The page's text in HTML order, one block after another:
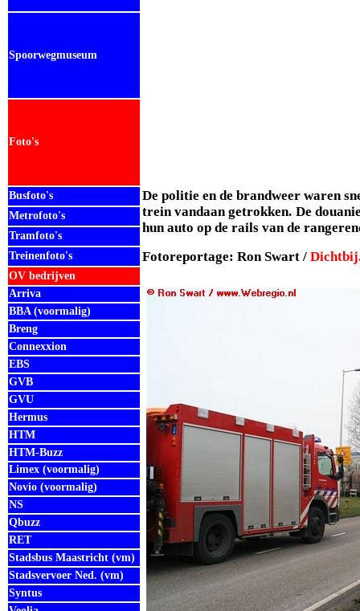
Spoorwegmuseum
Foto's
Busfoto's
De politie en de brandweer waren
trein vandaan getrokken. De
hun auto op de rails van de
Fotoreportage: Ron Swart /
Metrofoto's
Tramfoto's
Treinenfoto's
OV bedrijven
Arriva
BBA (voormalig)
Breng
Connexxion
EBS
GVB
GVU
Hermus
HTM
HTM-Buzz
Limex (voormalig)
Novio (voormalig)
NS
Qbuzz
RET
Stadsbus Maastricht (vm)
Stadsvervoer Ned. (vm)
Syntus